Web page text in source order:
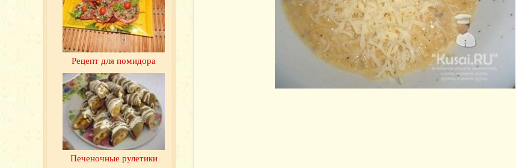
Рецепт для помидора
Печеночные рулетики